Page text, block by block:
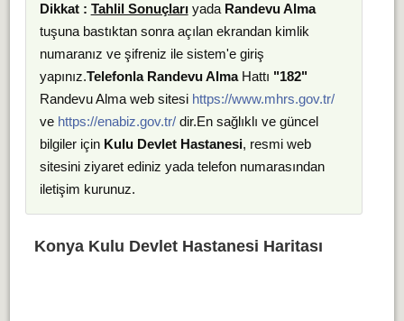
Dikkat : Tahlil Sonuçlarıyada Randevu Alma
tuşuna bastıktan sonra açılan ekrandan kimlik
numaranız ve şifreniz ile sistem'e giriş
yapınız.Telefonla Randevu AlmaHattı "182"
Randevu Alma web sitesi https://www.mhrs.gov.tr/
ve https://enabiz.gov.tr/dir.En sağlıklı ve güncel
bilgiler için Kulu Devlet Hastanesi, resmi web
sitesini ziyaret ediniz yada telefon numarasından
iletişim kurunuz.
Konya Kulu Devlet Hastanesi Haritası